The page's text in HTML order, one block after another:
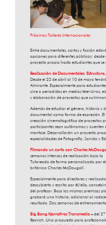
Próximos Talleres Internacionales
Entre documentales, cortos y ficción
opciones para diferentes públicos:
proyecto propio hasta estudiantes que
Realización de Documentales:
Desde el 22 de abril al 10 de mayo
Almirante. Especialmente para
cine o periodistas en medios televisivos,
y elaboración de proyectos que
Además de estudiar el género, historia y
documental como forma de expresión.
creación cinematográfico de proyectos
participantes sean autónomos y
montaje. Desarrollarán un proyecto
especialidades de Fotografía, Sonido y
Filmando un corto con Charles
semanas intensas de realización bajo
Tutoreado de forma personalizada por
británico Charles McDougall.
Especialmente para directores y
descubierta y escrita por él/ella,
del profesor. Bajo las mismas premisas
grabará una historia, adicional al
resultado. Dos semanas de
Big Bang Narrativas Transmedia –del
Resnich. Una propuesta para